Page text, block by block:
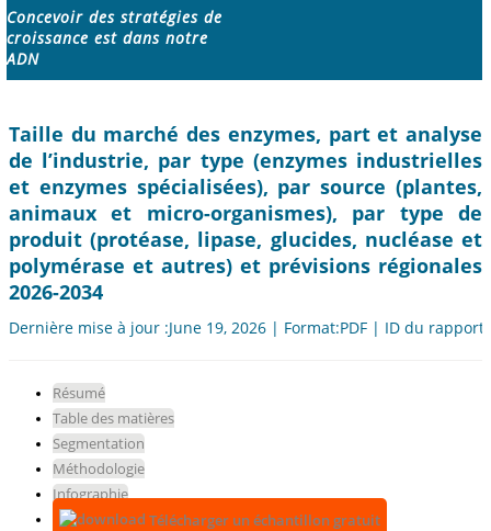
Concevoir des stratégies de
croissance est dans notre
ADN
Taille du marché des enzymes, part et analyse
de l’industrie, par type (enzymes industrielles
et enzymes spécialisées), par source (plantes,
animaux et micro-organismes), par type de
produit (protéase, lipase, glucides, nucléase et
polymérase et autres) et prévisions régionales
2026-2034
Dernière mise à jour :June 19, 2026 | Format:PDF | ID du
Résumé
Table des matières
Segmentation
Méthodologie
Infographie
Télécharger un échantillon gratuit